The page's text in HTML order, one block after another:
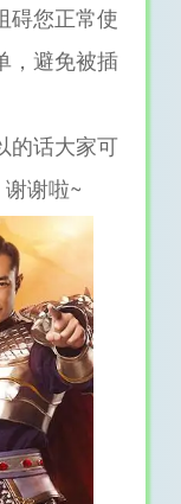
碍您正常使
，避免被插
的话大家可
谢啦~